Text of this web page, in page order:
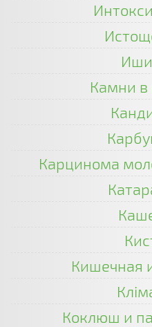
Камни в
Карцинома
Кишечная
Коклюш и